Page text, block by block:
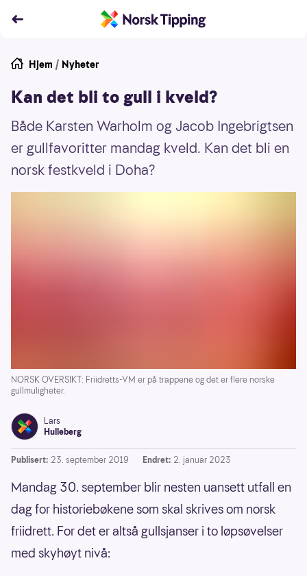
Hjem / Nyheter
Kan det bli to gull i kveld?
Både Karsten Warholm og Jacob Ingebrigtsen
er gullfavoritter mandag kveld. Kan det bli en
norsk festkveld i Doha?
NORSK OVERSIKT: Friidretts-VM er på trappene og det er flere norske
gullmuligheter.
Lars
Hulleberg
Publisert: 23. september 2019 Endret: 2. januar 2023
Mandag 30. september blir nesten uansett utfall en
dag for historiebøkene som skal skrives om norsk
friidrett. For det er altså gullsjanser i to løpsøvelser
med skyhøyt nivå: